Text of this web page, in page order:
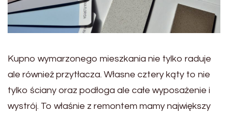
Kupno wymarzonego mieszkania nie tylko raduje
ale również przytłacza. Własne cztery kąty to nie
tylko ściany oraz podłoga ale całe wyposażenie i
wystrój. To właśnie z remontem mamy największy